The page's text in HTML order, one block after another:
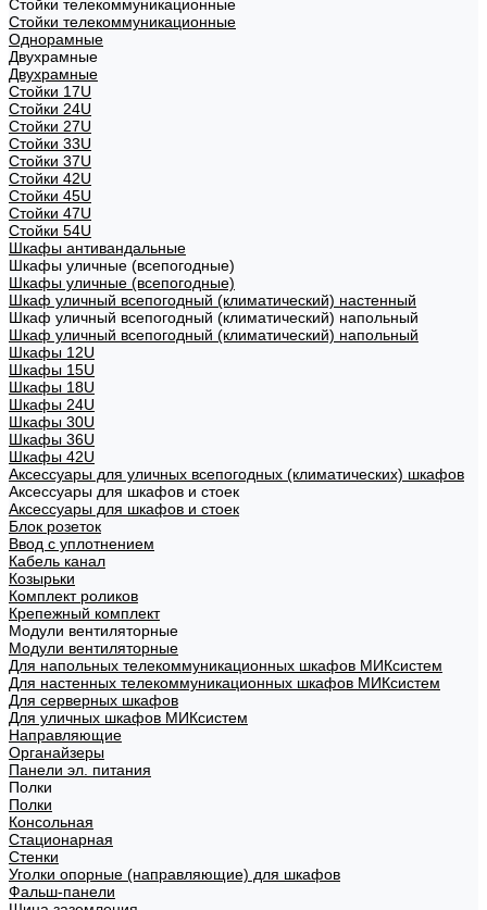
Стойки телекоммуникационные
Стойки телекоммуникационные
Однорамные
Двухрамные
Двухрамные
Стойки 17U
Стойки 24U
Стойки 27U
Стойки 33U
Стойки 37U
Стойки 42U
Стойки 45U
Стойки 47U
Стойки 54U
Шкафы антивандальные
Шкафы уличные (всепогодные)
Шкафы уличные (всепогодные)
Шкаф уличный всепогодный (климатический) настенный
Шкаф уличный всепогодный (климатический) напольный
Шкаф уличный всепогодный (климатический) напольный
Шкафы 12U
Шкафы 15U
Шкафы 18U
Шкафы 24U
Шкафы 30U
Шкафы 36U
Шкафы 42U
Аксессуары для уличных всепогодных (климатических) шкафов
Аксессуары для шкафов и стоек
Аксессуары для шкафов и стоек
Блок розеток
Ввод с уплотнением
Кабель канал
Козырьки
Комплект роликов
Крепежный комплект
Модули вентиляторные
Модули вентиляторные
Для напольных телекоммуникационных шкафов МИКсистем
Для настенных телекоммуникационных шкафов МИКсистем
Для серверных шкафов
Для уличных шкафов МИКсистем
Направляющие
Органайзеры
Панели эл. питания
Полки
Полки
Консольная
Стационарная
Стенки
Уголки опорные (направляющие) для шкафов
Фальш-панели